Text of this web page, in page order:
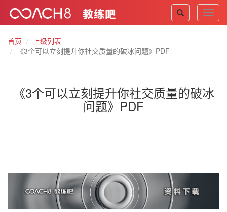
首页
上级列表
《3个可以立刻提升你社交质量的破冰问题》PDF
《3个可以立刻提升你社交质量的破冰
问题》PDF